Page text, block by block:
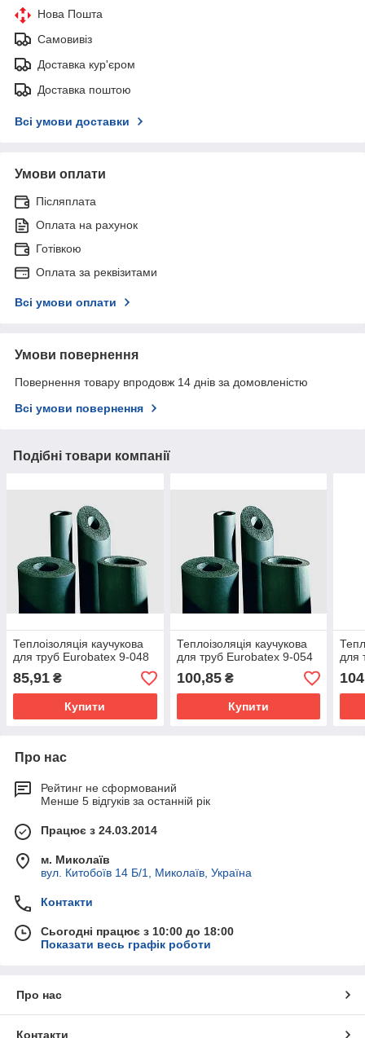
Нова Пошта
Самовивіз
Доставка кур'єром
Доставка поштою
Всі умови доставки
Умови оплати
Післяплата
Оплата на рахунок
Готівкою
Оплата за реквізитами
Всі умови оплати
Умови повернення
Повернення товару впродовж 14 днів за домовленістю
Всі умови повернення
Подібні товари компанії
Теплоізоляція каучукова
для труб Eurobatex 9-048
85,91 ₴
Купити
Теплоізоляція каучукова
для труб Eurobatex 9-054
100,85₴
Купити
для
Про нас
Рейтинг не сформований
Менше 5 відгуків за останній рік
Працює з 24.03.2014
м. Миколаїв
вул. Китобоїв 14 Б/1, Миколаїв, Україна
Контакти
Сьогодні працює з 10:00 до 18:00
Показати весь графік роботи
Про нас
Контакти